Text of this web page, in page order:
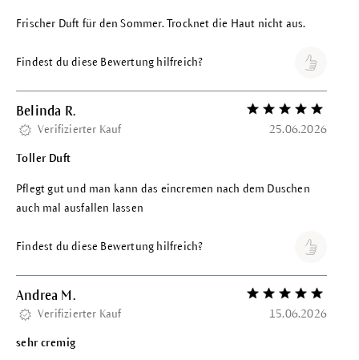
Frischer Duft für den Sommer. Trocknet die Haut nicht aus.
Findest du diese Bewertung hilfreich?
Belinda R. Bewertung mit 5
Verifizierter Kauf 25.06.2026
Toller Duft
Pflegt gut und man kann das eincremen nach dem Duschen
auch mal ausfallen lassen
Findest du diese Bewertung hilfreich?
Andrea M. Bewertung mit 5
Verifizierter Kauf 15.06.2026
sehr cremig